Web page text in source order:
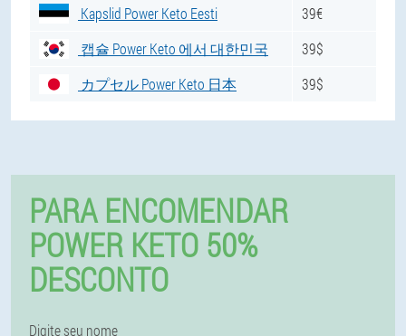
Kapslid Power Keto Eesti
39€
캡슐 Power Keto 에서 대한민국
39$
カプセル Power Keto 日本
39$
PARA ENCOMENDAR
POWER KETO 50%
DESCONTO
Digite seu nome